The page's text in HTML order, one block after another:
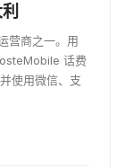
营商之一。用
话费
使用微信、支